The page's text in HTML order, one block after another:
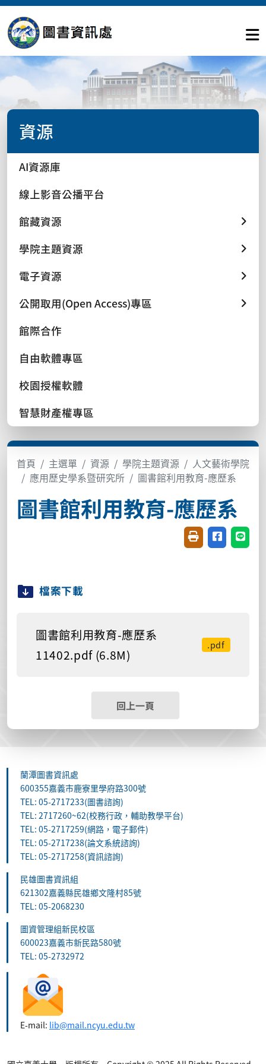
資源
AI資源庫
線上影音公播平台
館藏資源
學院主題資源
電子資源
公開取用(Open Access)專區
館際合作
自由軟體專區
校園授權軟體
智慧財產權專區
首頁 主選單 資源 學院主題資源
人文藝術學院
應用歷史學系暨研究所
圖書館利用教育-應歷系
圖書館利用教育-應歷系
友善列印(開新視
分享至臉書
分享
檔案下載
圖書館利用教育-應歷系
11402.pdf (6.8M)
.pdf
回上一頁
蘭潭圖書資訊處
600355嘉義市鹿寮里學府路300號
TEL: 05-2717233(圖書諮詢)
TEL: 2717260~62(校務行政，輔助教學平台)
TEL: 05-2717259(網路，電子郵件)
TEL: 05-2717238(論文系統諮詢)
TEL: 05-2717258(資訊諮詢)
民雄圖書資訊組
621302嘉義縣民雄鄉文隆村85號
TEL: 05-2068230
圖資管理組新民校區
600023嘉義市新民路580號
TEL: 05-2732972
E-mail: lib@mail.ncyu.edu.tw